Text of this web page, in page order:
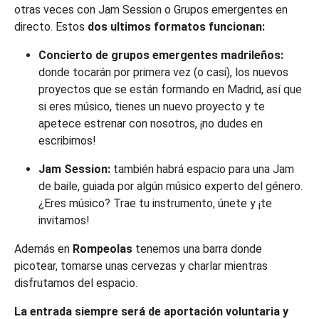
otras veces con Jam Session o Grupos emergentes en
directo. Estos dos ultimos formatos funcionan:
Concierto de grupos emergentes madrileños:
donde tocarán por primera vez (o casi), los nuevos
proyectos que se están formando en Madrid, así que
si eres músico, tienes un nuevo proyecto y te
apetece estrenar con nosotros, ¡no dudes en
escribirnos!
Jam Session: también habrá espacio para una Jam
de baile, guiada por algún músico experto del género.
¿Eres músico? Trae tu instrumento, únete y ¡te
invitamos!
Además en Rompeolas tenemos una barra donde
picotear, tomarse unas cervezas y charlar mientras
disfrutamos del espacio.
La entrada siempre será de aportación voluntaria y